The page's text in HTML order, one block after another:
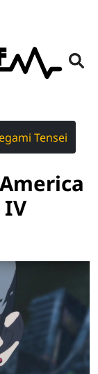
Tensei